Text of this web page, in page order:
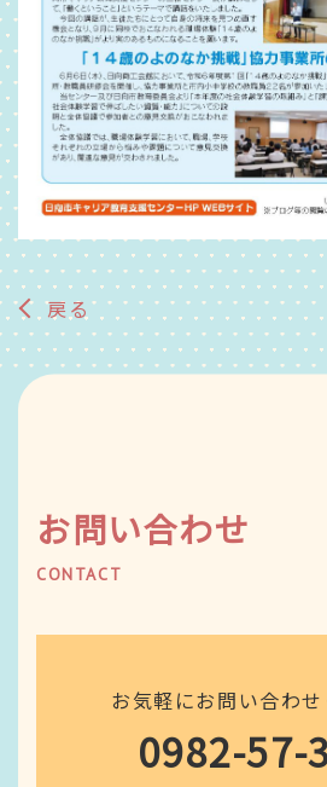
戻る
お問い合わせ
CONTACT
お気軽にお問い合わせ
0982-57-